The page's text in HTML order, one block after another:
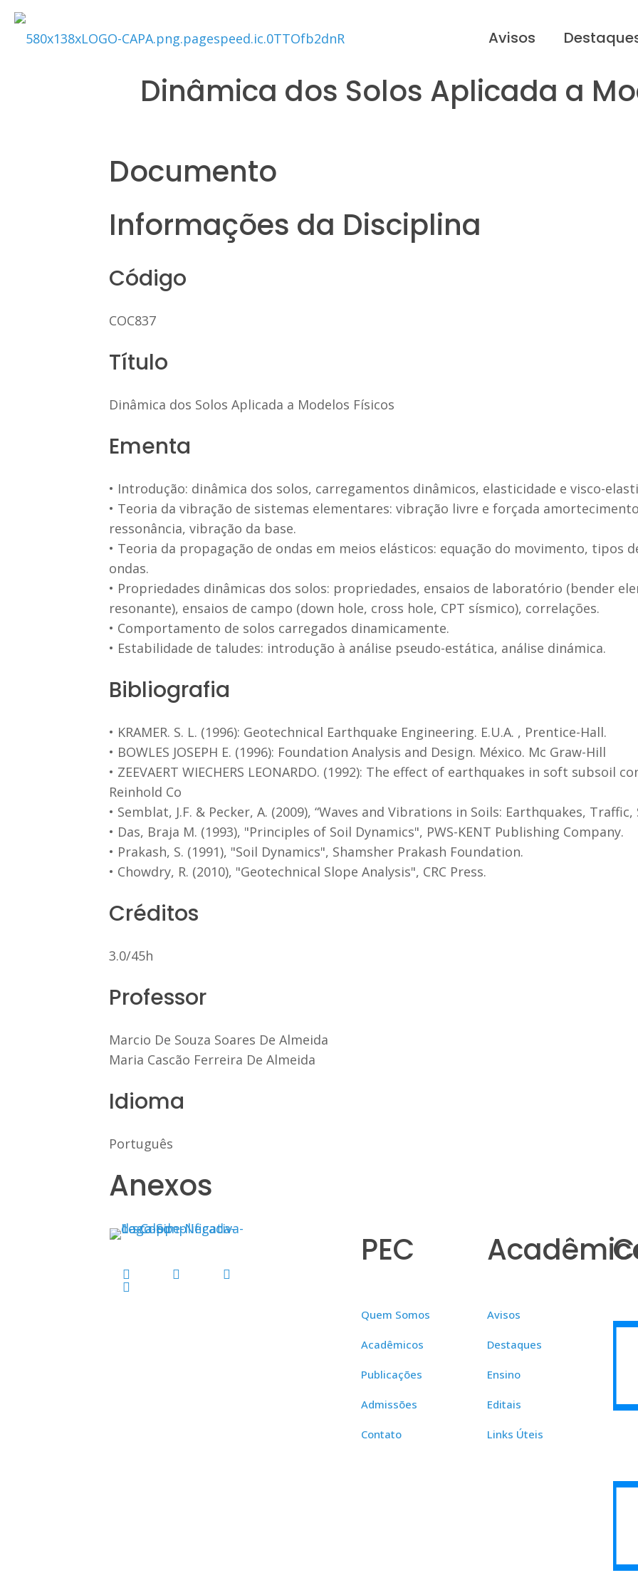
Avisos
Dinâmica dos Solos Aplicada a
Documento
Informações da Disciplina
Código
COC837
Título
Dinâmica dos Solos Aplicada a Modelos Físicos
Ementa
• Introdução: dinâmica dos solos, carregamentos dinâmicos, elasticidade e visco-
• Teoria da vibração de sistemas elementares: vibração livre e forçada
ressonância, vibração da base.
• Teoria da propagação de ondas em meios elásticos: equação do movimento, tipos
ondas.
• Propriedades dinâmicas dos solos: propriedades, ensaios de laboratório (bender
resonante), ensaios de campo (down hole, cross hole, CPT sísmico), correlações.
• Comportamento de solos carregados dinamicamente.
• Estabilidade de taludes: introdução à análise pseudo-estática, análise dinámica.
Bibliografia
• KRAMER. S. L. (1996): Geotechnical Earthquake Engineering. E.U.A. , Prentice-Hall.
• BOWLES JOSEPH E. (1996): Foundation Analysis and Design. México. Mc Graw-Hill
• ZEEVAERT WIECHERS LEONARDO. (1992): The effect of earthquakes in soft subsoil
Reinhold Co
• Semblat, J.F. & Pecker, A. (2009), “Waves and Vibrations in Soils: Earthquakes,
• Das, Braja M. (1993), "Principles of Soil Dynamics", PWS-KENT Publishing Company.
• Prakash, S. (1991), "Soil Dynamics", Shamsher Prakash Foundation.
• Chowdry, R. (2010), "Geotechnical Slope Analysis", CRC Press.
Créditos
3.0/45h
Professor
Marcio De Souza Soares De Almeida
Maria Cascão Ferreira De Almeida
Idioma
Português
Anexos
PEC
Quem Somos
Acadêmicos
Publicações
Admissões
Contato
Avisos
Destaques
Ensino
Editais
Links Úteis